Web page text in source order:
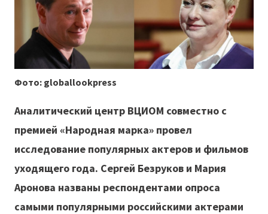
Фото: globallookpress
Аналитический центр ВЦИОМ совместно с
премией «Народная марка» провел
исследование популярных актеров и фильмов
уходящего года. Сергей Безруков и Мария
Аронова названы респондентами опроса
самыми популярными российскими актерами